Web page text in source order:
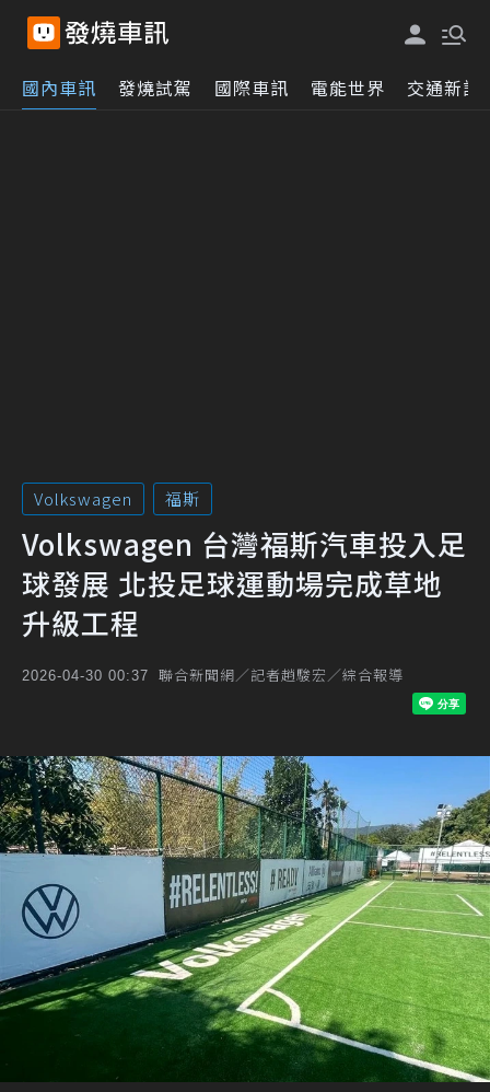
國內車訊 發燒試駕 國際車訊 電能世界 交通新訊
Volkswagen 福斯
Volkswagen 台灣福斯汽車投入足
球發展 北投足球運動場完成草地
升級工程
2026-04-30 00:37 聯合新聞網／記者趙駿宏／綜合報導